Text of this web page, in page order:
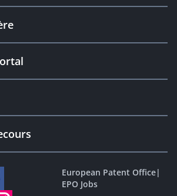
European Patent Office|
EPO Jobs